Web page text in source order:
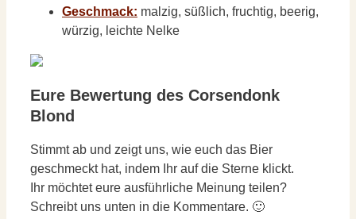
Geschmack: malzig, süßlich, fruchtig, beerig,
würzig, leichte Nelke
Eure Bewertung des Corsendonk
Blond
Stimmt ab und zeigt uns, wie euch das Bier
geschmeckt hat, indem Ihr auf die Sterne klickt.
Ihr möchtet eure ausführliche Meinung teilen?
Schreibt uns unten in die Kommentare. 🙂